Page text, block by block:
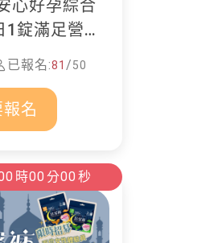
心好孕綜合
錠滿足營養
需
已報名:81 /50
名
時00 分00 秒